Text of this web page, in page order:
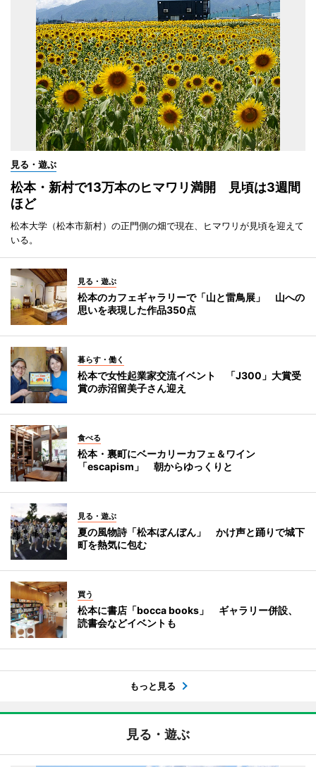
見る・遊ぶ
松本・新村で13万本のヒマワリ満開 見頃は3週間
ほど
松本大学（松本市新村）の正門側の畑で現在、ヒマワリが見頃を迎えて
いる。
見る・遊ぶ
松本のカフェギャラリーで「山と雷鳥展」 山への
思いを表現した作品350点
暮らす・働く
松本で女性起業家交流イベント 「J300」大賞受
賞の赤沼留美子さん迎え
食べる
松本・裏町にベーカリーカフェ＆ワイン
「escapism」 朝からゆっくりと
見る・遊ぶ
夏の風物詩「松本ぼんぼん」 かけ声と踊りで城下
町を熱気に包む
買う
松本に書店「bocca books」 ギャラリー併設、
読書会などイベントも
もっと見る
見る・遊ぶ